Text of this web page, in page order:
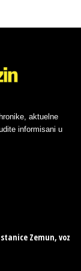
aktuelne
informisani u
Zemun, voz